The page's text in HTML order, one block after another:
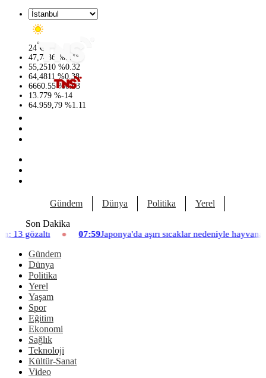
24°C
47,7436 %0.18
55,2510 %0.32
64,4811 %0.38
6660.55 %0.03
13.779 %-14
64.959,79 %1.11
Gündem Dünya Politika Yerel
Son Dakika
07:59 Japonya'da aşırı sıcaklar nedeniyle hayvanat bahçesinde üç
Gündem
Dünya
Politika
Yerel
Yaşam
Spor
Eğitim
Ekonomi
Sağlık
Teknoloji
Kültür-Sanat
Video